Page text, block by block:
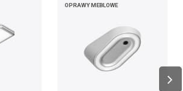
OPRAWY MEBLOWE